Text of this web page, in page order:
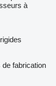
à
de fabrication